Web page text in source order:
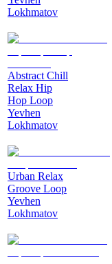
Lokhmatov
Abstract Chill
Relax Hip
Hop Loop
Yevhen
Lokhmatov
Urban Relax
Groove Loop
Yevhen
Lokhmatov